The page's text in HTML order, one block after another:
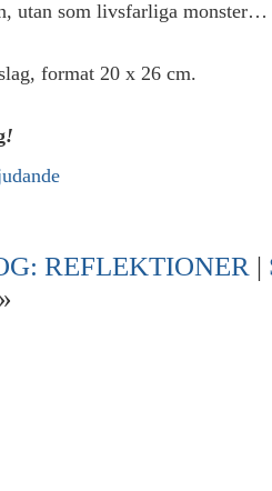
utan som livsfarliga monster…
format 20 x 26 cm.
!
REFLEKTIONER |
»